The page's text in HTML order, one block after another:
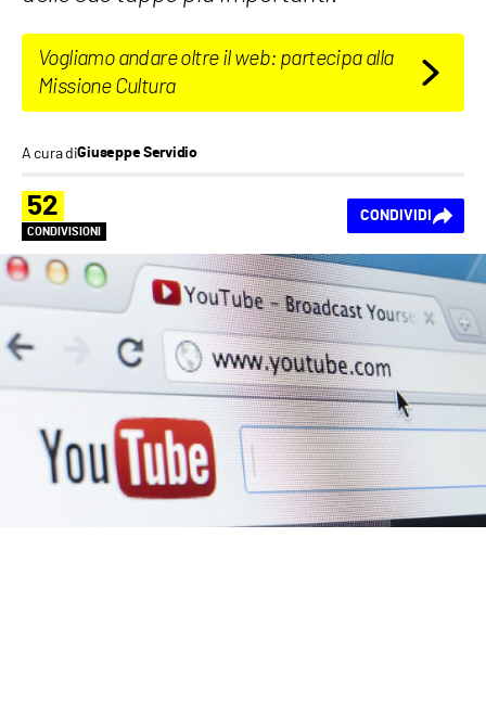
Vogliamo andare oltre il web: partecipa alla
Missione Cultura
A cura diGiuseppe Servidio
52
CONDIVISIONI
CONDIVIDI